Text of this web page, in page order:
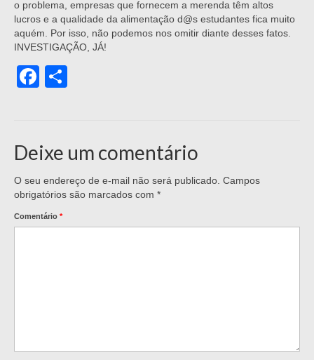
o problema, empresas que fornecem a merenda têm altos
lucros e a qualidade da alimentação d@s estudantes fica muito
aquém. Por isso, não podemos nos omitir diante desses fatos.
INVESTIGAÇÃO, JÁ!
Facebook
Deixe um comentário
O seu endereço de e-mail não será publicado. Campos
obrigatórios são marcados com *
Comentário *